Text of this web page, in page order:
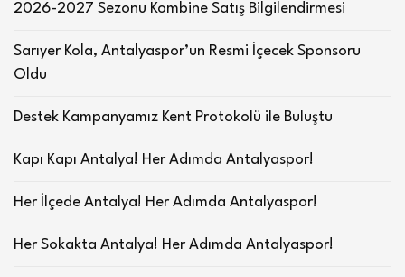
2026-2027 Sezonu Kombine Satış Bilgilendirmesi
Sarıyer Kola, Antalyaspor’un Resmi İçecek Sponsoru
Oldu
Destek Kampanyamız Kent Protokolü ile Buluştu
Kapı Kapı Antalya! Her Adımda Antalyaspor!
Her İlçede Antalya! Her Adımda Antalyaspor!
Her Sokakta Antalya! Her Adımda Antalyaspor!